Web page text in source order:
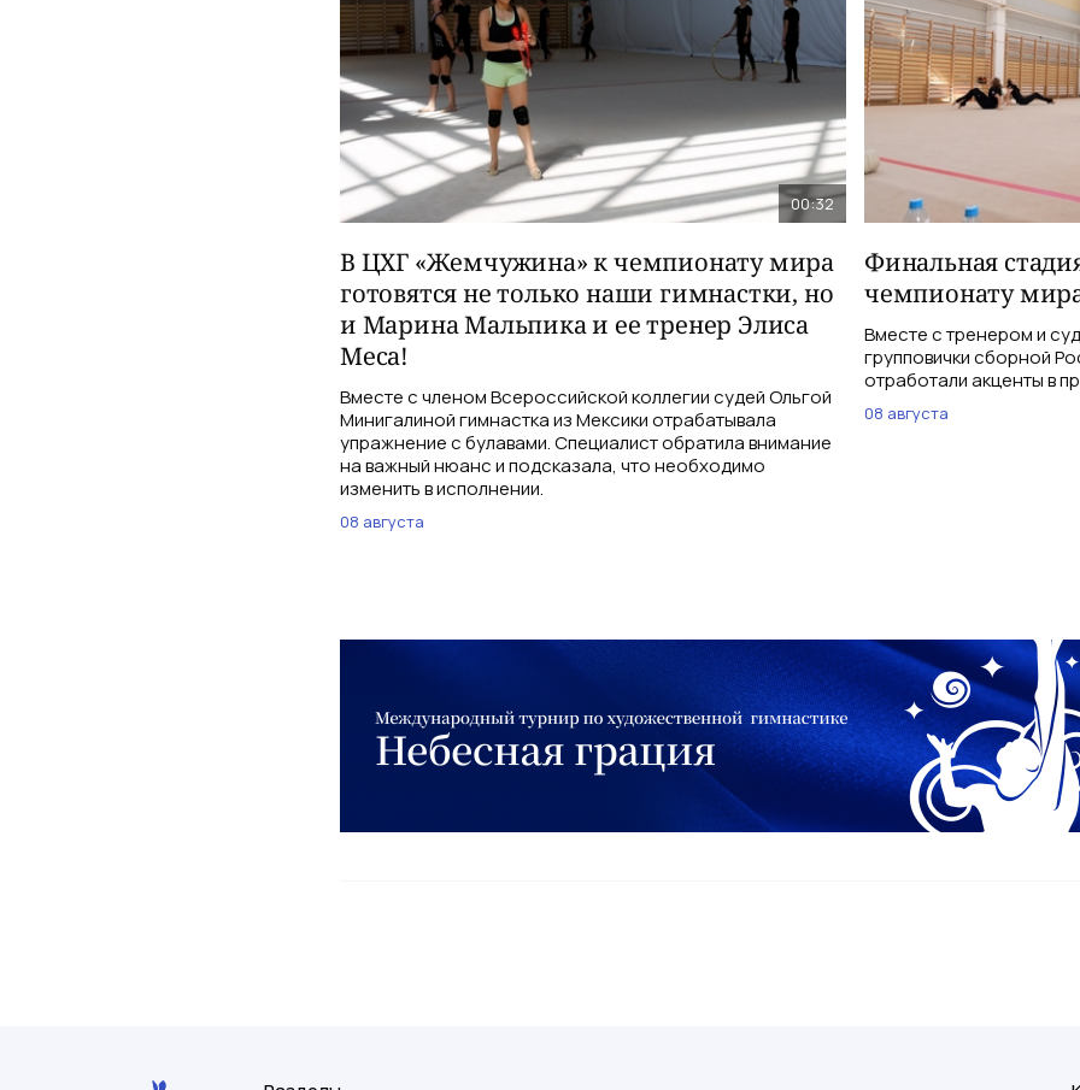
00:32
В ЦХГ «Жемчужина» к чемпионату мира
готовятся не только наши гимнастки, но
и Марина Мальпика и ее тренер Элиса
Меса!
Вместе с членом Всероссийской коллегии судей Ольгой
Минигалиной гимнастка из Мексики отрабатывала
упражнение с булавами. Специалист обратила внимание
на важный нюанс и подсказала, что необходимо
изменить в исполнении.
08 августа
Финальная
чемпионату
Вместе с тренером и
групповички сборной
отработали акценты в
08 августа